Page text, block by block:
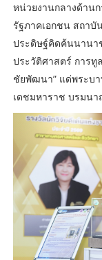
หน่วยงานกลางด้าน
รัฐภาคเอกชน สถาบั
ประดิษฐ์คิดค้นนานา
ประวัติศาสตร์ การทู
ชัยพัฒนา” แด่พระบ
เดชมหาราช บรมนา